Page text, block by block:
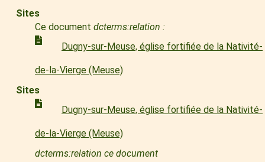
Sites
Ce document dcterms:relation :
Dugny-sur-Meuse, église fortifiée de la Nativité-
de-la-Vierge (Meuse)
Sites
Dugny-sur-Meuse, église fortifiée de la Nativité-
de-la-Vierge (Meuse)
dcterms:relation ce document